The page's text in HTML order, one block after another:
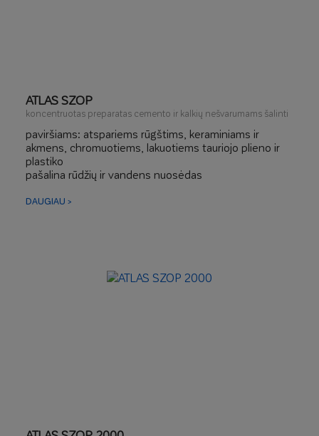
ATLAS SZOP
koncentruotas preparatas cemento ir kalkių nešvarumams šalinti
paviršiams: atspariems rūgštims, keraminiams ir
akmens, chromuotiems, lakuotiems tauriojo plieno ir
plastiko
pašalina rūdžių ir vandens nuosėdas
DAUGIAU >